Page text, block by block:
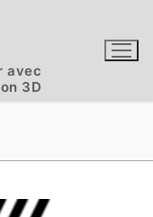
avec
3D